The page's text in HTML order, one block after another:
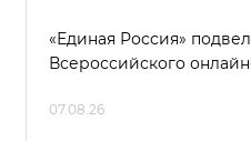
«Единая Россия»
Всероссийского
07.08.26